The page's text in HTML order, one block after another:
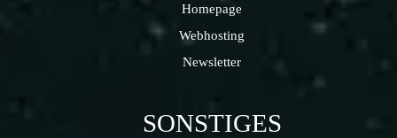
Homepage
Webhosting
Newsletter
SONSTIGES